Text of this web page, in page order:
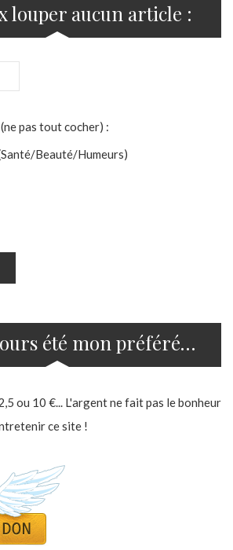
louper aucun article :
pas tout cocher) :
Beauté/Humeurs)
été mon préféré…
ou 10 €... L'argent ne fait pas le bonheur
ce site !